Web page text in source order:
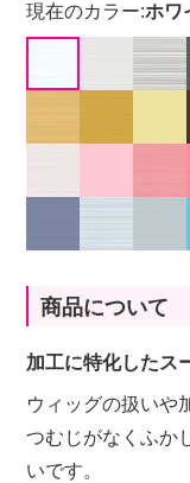
現在のカラー:ホワ
商品について
加工に特化したス
ウィッグの扱いや
つむじがなくふか
いです。